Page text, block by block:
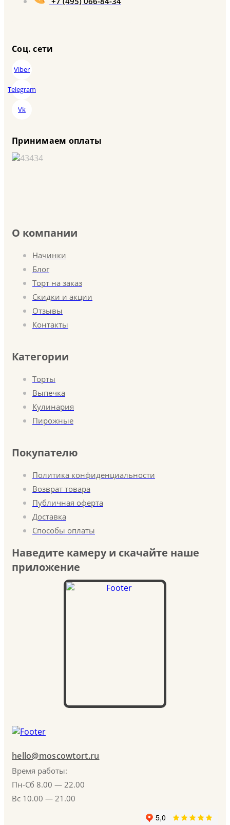
Соц. сети
Viber
Telegram
Vk
Принимаем оплаты
О компании
Начинки
Блог
Торт на заказ
Скидки и акции
Отзывы
Контакты
Категории
Торты
Выпечка
Кулинария
Пирожные
Покупателю
Политика конфиденциальности
Возврат товара
Публичная оферта
Доставка
Способы оплаты
Наведите камеру и скачайте наше
приложение
hello@moscowtort.ru
Время работы:
Пн-Сб 8.00 — 22.00
Вс 10.00 — 21.00